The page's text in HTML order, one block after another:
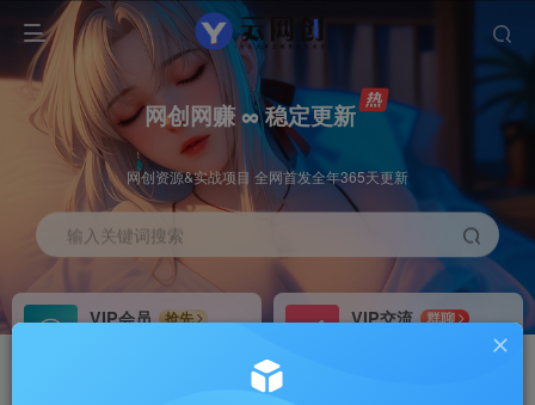
网创网赚 ∞ 稳定更新
网创资源&实战项目 全网首发全年365天更新
输入关键词搜索
VIP会员
抢先
VIP交流
群聊
研究探讨更多创业项目路子。